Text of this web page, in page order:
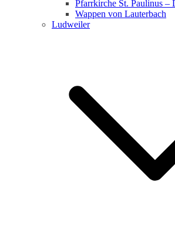
Pfarrkirche St. Paulinus –
Wappen von Lauterbach
Ludweiler